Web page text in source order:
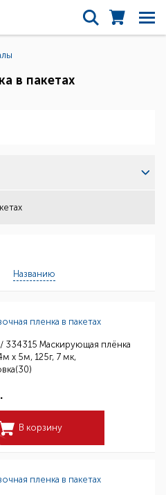
в пакетах
Названию
пленка в пакетах
334315 Маскирующая плёнка
х 5м, 125г, 7 мк,
В корзину
пленка в пакетах